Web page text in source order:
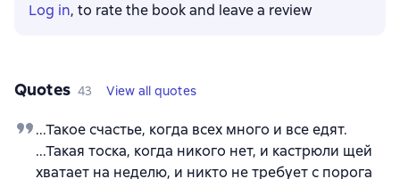
Log in, to rate the book and leave a review
Quotes 43 View all quotes
...Такое счастье, когда всех много и все едят.
...Такая тоска, когда никого нет, и кастрюли щей
хватает на неделю, и никто не требует с порога